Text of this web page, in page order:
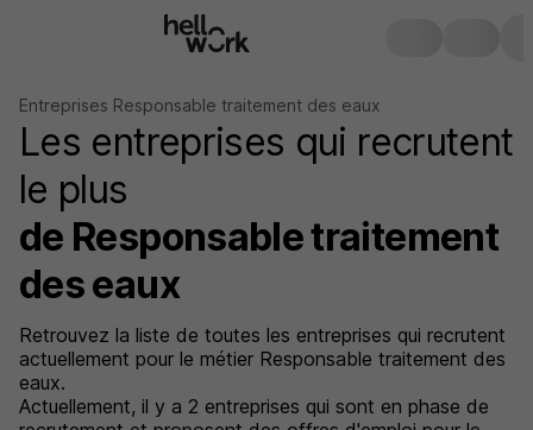
Entreprises Responsable traitement des eaux
Les entreprises qui recrutent
le plus
de Responsable traitement
des eaux
Retrouvez la liste de toutes les entreprises qui recrutent
actuellement pour le métier Responsable traitement des
eaux.
Actuellement, il y a 2 entreprises qui sont en phase de